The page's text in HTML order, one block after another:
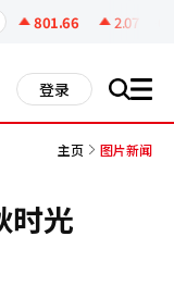
801.66 2.07
登录 搜 all
主页 图片新闻
时光